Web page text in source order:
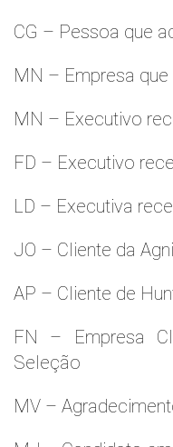
CG – Pessoa que
MN – Empresa
MN – Executivo
FD – Executivo
LD – Executiva
JO – Cliente da
AP – Cliente de
FN – Empresa
Seleção
MV –